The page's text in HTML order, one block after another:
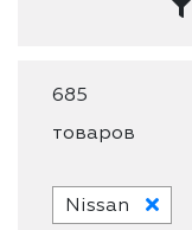
685
товаров
Nissan